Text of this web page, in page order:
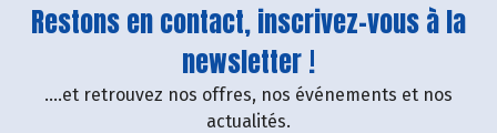
Restons en contact, inscrivez-vous à la
newsletter !
....et retrouvez nos offres, nos événements et nos
actualités.